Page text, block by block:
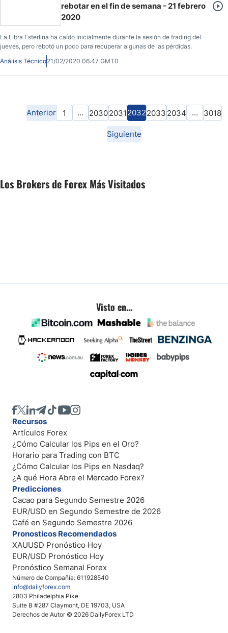
rebotar en el fin de semana - 21 febrero
2020
La Libra Esterlina ha caído inicialmente durante la sesión de trading del
jueves, pero rebotó un poco para recuperar algunas de las pérdidas.
Análisis Técnico21/02/2020 06:47 GMT0
Anterior 1 … 20302031 20322033 2034 … 3018
Siguiente
Los Brokers de Forex Más Visitados
Visto en...
Número de Compañía: 611928540
info@dailyforex.com
2803 Philadelphia Pike
Suite B #287 Claymont, DE 19703, USA
Derechos de Autor © 2026 DailyForex LTD
Recursos
Artículos Forex
¿Cómo Calcular los Pips en el Oro?
Horario para Trading con BTC
¿Cómo Calcular los Pips en Nasdaq?
¿A qué Hora Abre el Mercado Forex?
Predicciones
Cacao para Segundo Semestre 2026
EUR/USD en Segundo Semestre de 2026
Café en Segundo Semestre 2026
Pronosticos Recomendados
XAUUSD Pronóstico Hoy
EUR/USD Pronóstico Hoy
Pronóstico Semanal Forex